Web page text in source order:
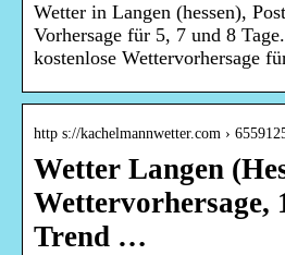
Wetter in Langen (hessen),
Vorhersage für 5, 7 und 8
kostenlose Wettervorhersage
http s://kachelmannwetter.com ›
Wetter Langen
Wettervorhersage,
Trend …